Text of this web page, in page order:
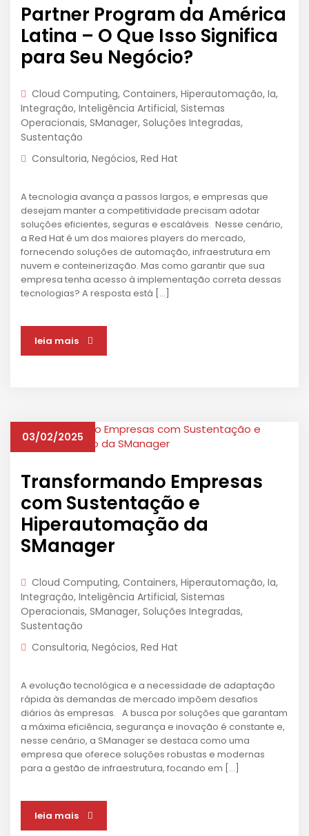
Partner Program da América
Latina – O Que Isso Significa
para Seu Negócio?
Cloud Computing, Containers, Hiperautomação, Ia,
Integração, Inteligência Artificial, Sistemas
Operacionais, SManager, Soluções Integradas,
Sustentação
Consultoria, Negócios, Red Hat
A tecnologia avança a passos largos, e empresas que
desejam manter a competitividade precisam adotar
soluções eficientes, seguras e escaláveis. Nesse cenário,
a Red Hat é um dos maiores players do mercado,
fornecendo soluções de automação, infraestrutura em
nuvem e conteinerização. Mas como garantir que sua
empresa tenha acesso à implementação correta dessas
tecnologias? A resposta está […]
leia mais
03/02/2025
Transformando Empresas
com Sustentação e
Hiperautomação da
SManager
Cloud Computing, Containers, Hiperautomação, Ia,
Integração, Inteligência Artificial, Sistemas
Operacionais, SManager, Soluções Integradas,
Sustentação
Consultoria, Negócios, Red Hat
A evolução tecnológica e a necessidade de adaptação
rápida às demandas de mercado impõem desafios
diários às empresas. A busca por soluções que garantam
a máxima eficiência, segurança e inovação é constante e,
nesse cenário, a SManager se destaca como uma
empresa que oferece soluções robustas e modernas
para a gestão de infraestrutura, focando em […]
leia mais